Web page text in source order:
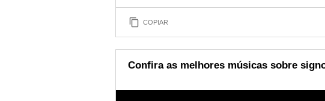
COPIAR
Confira as melhores músicas sobre